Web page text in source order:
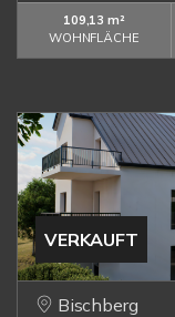
109,13 m²
WOHNFLÄCHE
VERKAUFT
Bischberg